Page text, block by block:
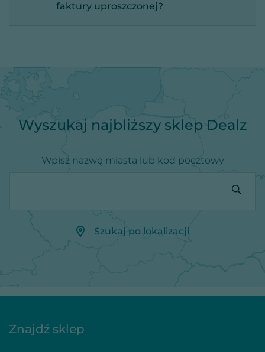
faktury uproszczonej?
Wyszukaj najbliższy sklep Dealz
Wpisz nazwę miasta lub kod pocztowy
Szukaj po lokalizacji
Znajdź sklep